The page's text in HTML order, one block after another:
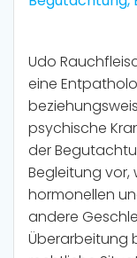
Udo
eine
psychische
der
Begleitung
hormonellen
andere
Überarbeitung